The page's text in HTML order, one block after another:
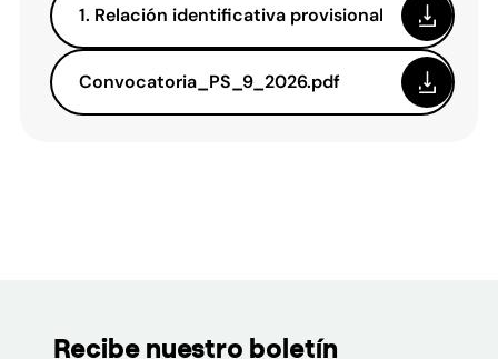
1. Relación identificativa provisional
Convocatoria_PS_9_2026.pdf
Recibe nuestro boletín